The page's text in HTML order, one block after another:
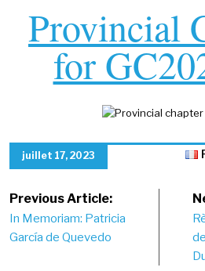
Provincial
for
juillet 17, 2023
Post
navigation
Previous Article:
In Memoriam: Patricia
García de Quevedo